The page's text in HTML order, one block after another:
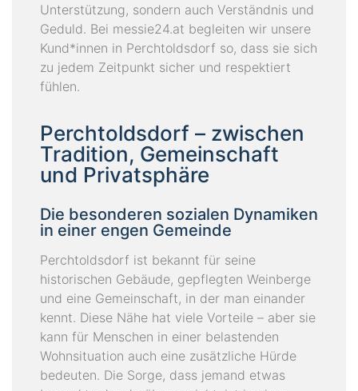
Unterstützung, sondern auch Verständnis und
Geduld. Bei messie24.at begleiten wir unsere
Kund*innen in Perchtoldsdorf so, dass sie sich
zu jedem Zeitpunkt sicher und respektiert
fühlen.
Perchtoldsdorf – zwischen
Tradition, Gemeinschaft
und Privatsphäre
Die besonderen sozialen Dynamiken
in einer engen Gemeinde
Perchtoldsdorf ist bekannt für seine
historischen Gebäude, gepflegten Weinberge
und eine Gemeinschaft, in der man einander
kennt. Diese Nähe hat viele Vorteile – aber sie
kann für Menschen in einer belastenden
Wohnsituation auch eine zusätzliche Hürde
bedeuten. Die Sorge, dass jemand etwas